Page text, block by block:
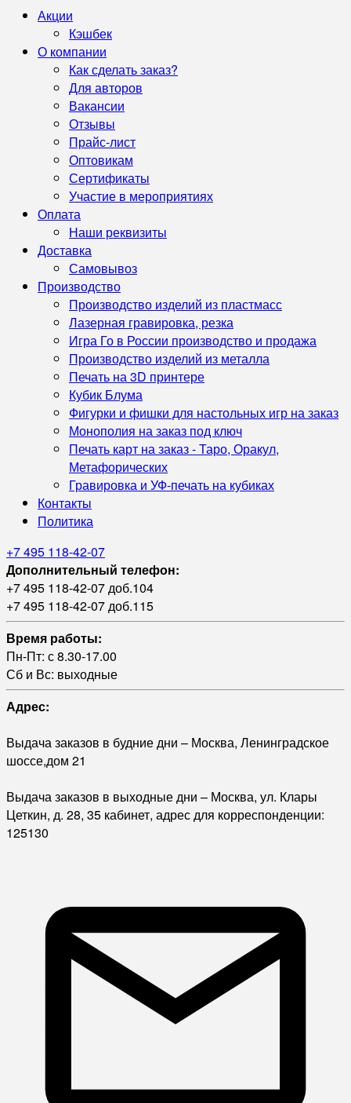
Акции
Кэшбек
О компании
Как сделать заказ?
Для авторов
Вакансии
Отзывы
Прайс-лист
Оптовикам
Сертификаты
Участие в мероприятиях
Оплата
Наши реквизиты
Доставка
Самовывоз
Производство
Производство изделий из пластмасс
Лазерная гравировка, резка
Игра Го в России производство и продажа
Производство изделий из металла
Печать на 3D принтере
Кубик Блума
Фигурки и фишки для настольных игр на заказ
Монополия на заказ под ключ
Печать карт на заказ - Таро, Оракул,
Метафорических
Гравировка и УФ‑печать на кубиках
Контакты
Политика
+7 495 118-42-07
Дополнительный телефон:
+7 495 118-42-07 доб.104
+7 495 118-42-07 доб.115
Время работы:
Пн-Пт: с 8.30-17.00
Сб и Вс: выходные
Адрес:
Выдача заказов в будние дни – Москва, Ленинградское
шоссе,дом 21
Выдача заказов в выходные дни – Москва, ул. Клары
Цеткин, д. 28, 35 кабинет, адрес для корреспонденции:
125130